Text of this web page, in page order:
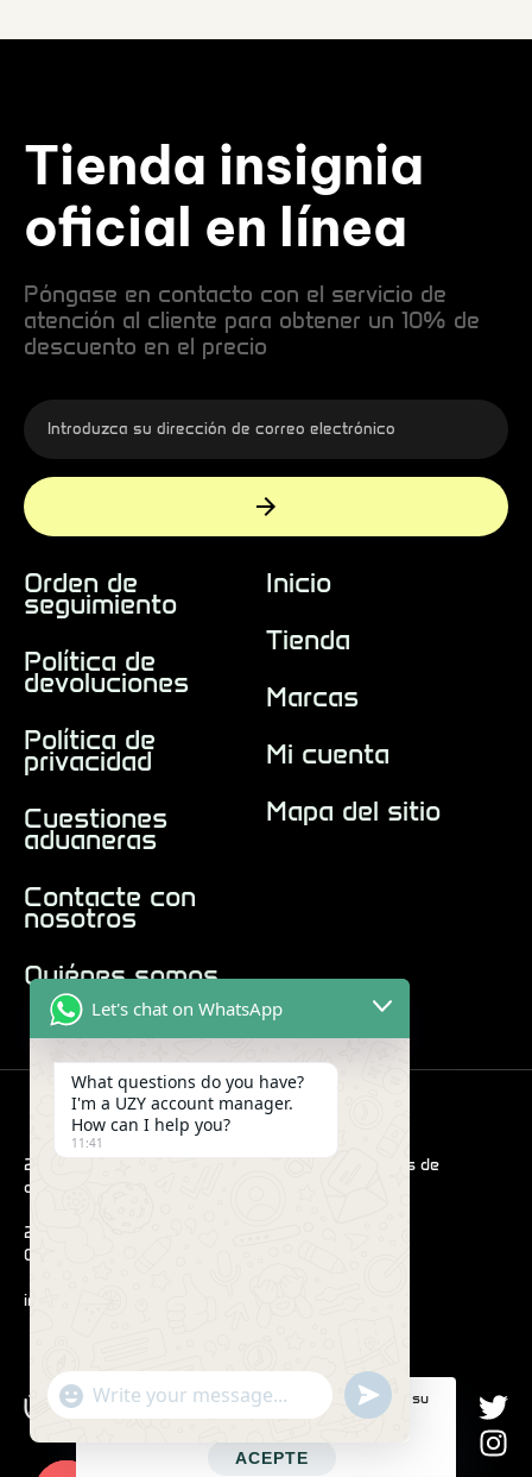
Tienda insignia
oficial en línea
Póngase en contacto con el servicio de
atención al cliente para obtener un 10% de
descuento en el precio
Orden de
seguimiento
Política de
devoluciones
Política de
privacidad
Cuestiones
aduaneras
Contacte con
nosotros
Quiénes somos
Inicio
Tienda
Marcas
Mi cuenta
Mapa del sitio
2022 Hub. Todas las imágenes son sólo para fines de
demostración.
290 Maryam Springs 260,
Courbevoie, París, Francia
info@uzyvape.com
Este sitio web utiliza cookies para mejorar su
experiencia web.
ACEPTE
Let's chat on WhatsApp
What questions do you have?
I'm a UZY account manager.
How can I help you?
11:41
"+CHATY_SETTINGS.LANG.EMOJI_PICKER+"
WhatsApp
Message
SEND
WHATSAPP
MESSAGE